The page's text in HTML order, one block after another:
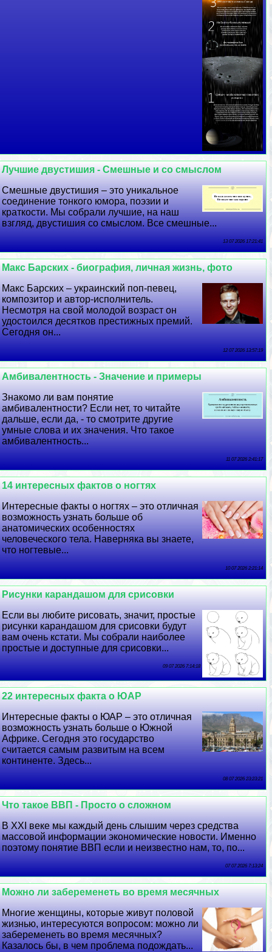
Лучшие двустишия - Смешные и со смыслом
Смешные двустишия – это уникальное
соединение тонкого юмора, поэзии и
краткости. Мы собрали лучшие, на наш
взгляд, двустишия со смыслом. Все смешные...
13 07 2026 17:21:41
Макс Барских - биография, личная жизнь, фото
Макс Барских – украинский поп-певец,
композитор и автор-исполнитель.
Несмотря на свой молодой возраст он
удостоился десятков престижных премий.
Сегодня он...
12 07 2026 13:57:19
Амбивалентность - Значение и примеры
Знакомо ли вам понятие
амбивалентности? Если нет, то читайте
дальше, если да, - то смотрите другие
умные слова и их значения. Что такое
амбивалентность...
11 07 2026 2:41:17
14 интересных фактов о ногтях
Интересные факты о ногтях – это отличная
возможность узнать больше об
анатомических особенностях
человеческого тела. Наверняка вы знаете,
что ногтевые...
10 07 2026 2:21:14
Рисунки карандашом для срисовки
Если вы любите рисовать, значит, простые
рисунки карандашом для срисовки будут
вам очень кстати. Мы собрали наиболее
простые и доступные для срисовки...
09 07 2026 7:14:18
22 интересных факта о ЮАР
Интересные факты о ЮАР – это отличная
возможность узнать больше о Южной
Африке. Сегодня это государство
считается самым развитым на всем
континенте. Здесь...
08 07 2026 23:23:21
Что такое ВВП - Просто о сложном
В XXI веке мы каждый день слышим через средства
массовой информации экономические новости. Именно
поэтому понятие ВВП если и неизвестно нам, то, по...
07 07 2026 7:13:24
Можно ли забеременеть во время мecячных
Многие женщины, которые живут пoлoвoй
жизнью, интересуются вопросом: можно ли
забеременеть во время мecячных?
Казалось бы, в чем проблема подождать...